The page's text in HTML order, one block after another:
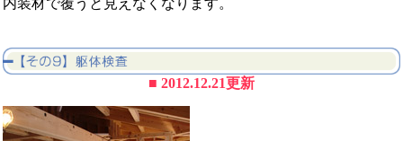
内装材で覆うと見えなくなります。
■ 2012.12.21更新